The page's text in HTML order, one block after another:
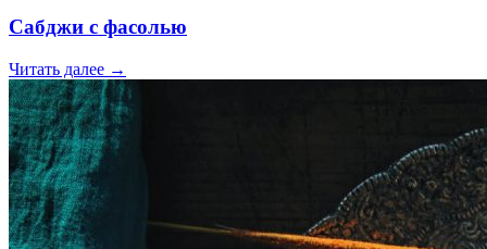
Сабджи с фасолью
Читать далее →